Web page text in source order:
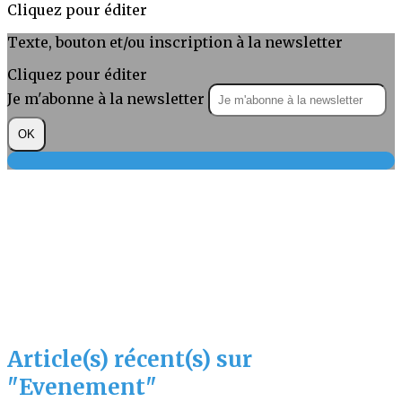
Cliquez pour éditer
Texte, bouton et/ou inscription à la newsletter
Cliquez pour éditer
Je m'abonne à la newsletter
OK
Article(s) récent(s) sur
"Evenement"